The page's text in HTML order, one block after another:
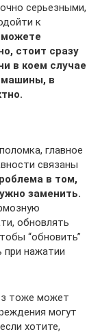
серьезными,
к
стоит сразу
в коем случае
машины, в
главное
связаны
в том,
заменить.
обновлять
“обновить”
при нажатии
тоже может
могут
хотите,